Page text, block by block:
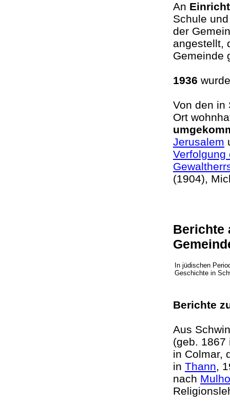
An
Schule
der
angestellt,
Gemeinde
1936
Von den in
Ort
Jerusalem
Verfolgung
(1904),
Berichte
In jüdischen
Geschichte in
Berichte
Aus
(geb. 1867
in Colmar,
in Thann,
nach